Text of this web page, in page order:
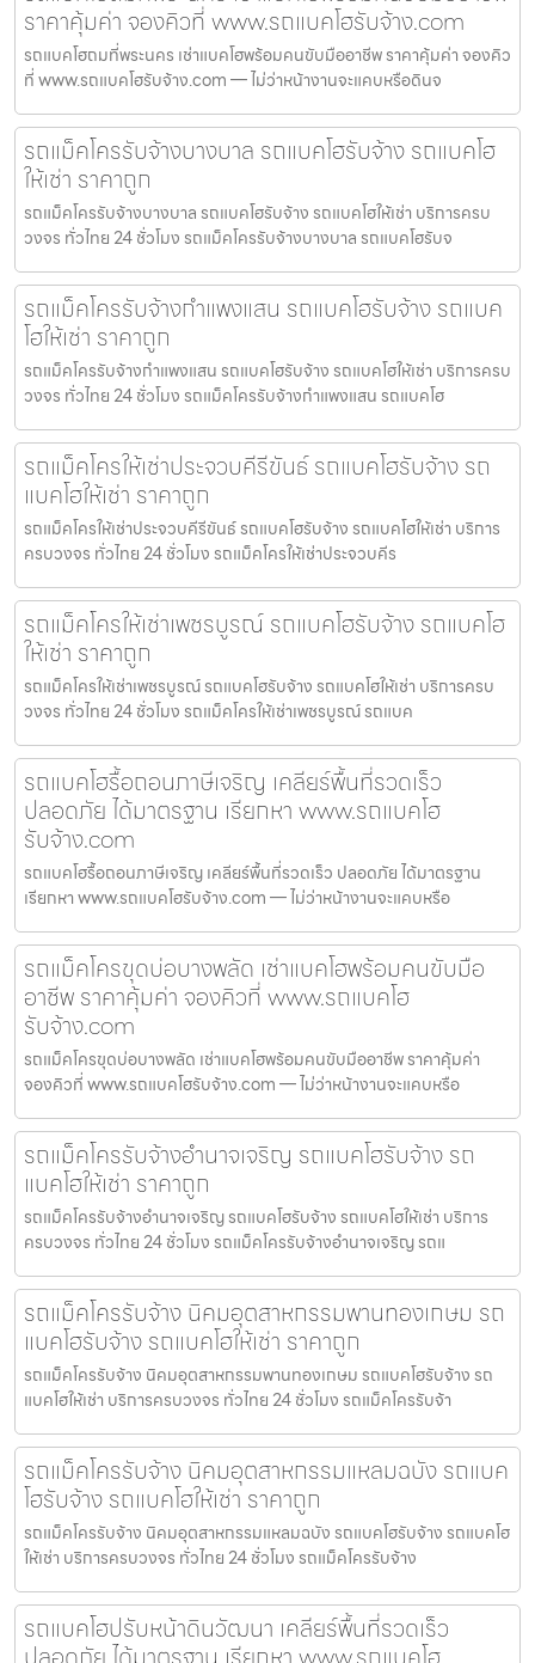
ราคาคุ้มค่า จองคิวที่ www.รถแบคโฮรับจ้าง.com
รถแบคโฮถมที่พระนคร เช่าแบคโฮพร้อมคนขับมืออาชีพ ราคาคุ้มค่า จองคิว
ที่ www.รถแบคโฮรับจ้าง.com — ไม่ว่าหน้างานจะแคบหรือดินจ
รถแม็คโครรับจ้างบางบาล รถแบคโฮรับจ้าง รถแบคโฮ
ให้เช่า ราคาถูก
รถแม็คโครรับจ้างบางบาล รถแบคโฮรับจ้าง รถแบคโฮให้เช่า บริการครบ
วงจร ทั่วไทย 24 ชั่วโมง รถแม็คโครรับจ้างบางบาล รถแบคโฮรับจ
รถแม็คโครรับจ้างกำแพงแสน รถแบคโฮรับจ้าง รถแบค
โฮให้เช่า ราคาถูก
รถแม็คโครรับจ้างกำแพงแสน รถแบคโฮรับจ้าง รถแบคโฮให้เช่า บริการครบ
วงจร ทั่วไทย 24 ชั่วโมง รถแม็คโครรับจ้างกำแพงแสน รถแบคโฮ
รถแม็คโครให้เช่าประจวบคีรีขันธ์ รถแบคโฮรับจ้าง รถ
แบคโฮให้เช่า ราคาถูก
รถแม็คโครให้เช่าประจวบคีรีขันธ์ รถแบคโฮรับจ้าง รถแบคโฮให้เช่า บริการ
ครบวงจร ทั่วไทย 24 ชั่วโมง รถแม็คโครให้เช่าประจวบคีร
รถแม็คโครให้เช่าเพชรบูรณ์ รถแบคโฮรับจ้าง รถแบคโฮ
ให้เช่า ราคาถูก
รถแม็คโครให้เช่าเพชรบูรณ์ รถแบคโฮรับจ้าง รถแบคโฮให้เช่า บริการครบ
วงจร ทั่วไทย 24 ชั่วโมง รถแม็คโครให้เช่าเพชรบูรณ์ รถแบค
รถแบคโฮรื้อถอนภาษีเจริญ เคลียร์พื้นที่รวดเร็ว
ปลอดภัย ได้มาตรฐาน เรียกหา www.รถแบคโฮ
รับจ้าง.com
รถแบคโฮรื้อถอนภาษีเจริญ เคลียร์พื้นที่รวดเร็ว ปลอดภัย ได้มาตรฐาน
เรียกหา www.รถแบคโฮรับจ้าง.com — ไม่ว่าหน้างานจะแคบหรือ
รถแม็คโครขุดบ่อบางพลัด เช่าแบคโฮพร้อมคนขับมือ
อาชีพ ราคาคุ้มค่า จองคิวที่ www.รถแบคโฮ
รับจ้าง.com
รถแม็คโครขุดบ่อบางพลัด เช่าแบคโฮพร้อมคนขับมืออาชีพ ราคาคุ้มค่า
จองคิวที่ www.รถแบคโฮรับจ้าง.com — ไม่ว่าหน้างานจะแคบหรือ
รถแม็คโครรับจ้างอำนาจเจริญ รถแบคโฮรับจ้าง รถ
แบคโฮให้เช่า ราคาถูก
รถแม็คโครรับจ้างอำนาจเจริญ รถแบคโฮรับจ้าง รถแบคโฮให้เช่า บริการ
ครบวงจร ทั่วไทย 24 ชั่วโมง รถแม็คโครรับจ้างอำนาจเจริญ รถแ
รถแม็คโครรับจ้าง นิคมอุตสาหกรรมพานทองเกษม รถ
แบคโฮรับจ้าง รถแบคโฮให้เช่า ราคาถูก
รถแม็คโครรับจ้าง นิคมอุตสาหกรรมพานทองเกษม รถแบคโฮรับจ้าง รถ
แบคโฮให้เช่า บริการครบวงจร ทั่วไทย 24 ชั่วโมง รถแม็คโครรับจ้า
รถแม็คโครรับจ้าง นิคมอุตสาหกรรมแหลมฉบัง รถแบค
โฮรับจ้าง รถแบคโฮให้เช่า ราคาถูก
รถแม็คโครรับจ้าง นิคมอุตสาหกรรมแหลมฉบัง รถแบคโฮรับจ้าง รถแบคโฮ
ให้เช่า บริการครบวงจร ทั่วไทย 24 ชั่วโมง รถแม็คโครรับจ้าง
รถแบคโฮปรับหน้าดินวัฒนา เคลียร์พื้นที่รวดเร็ว